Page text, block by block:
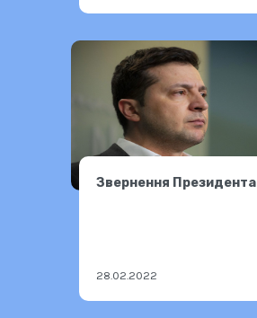
Звернення Президента
28.02.2022